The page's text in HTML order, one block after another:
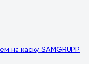
на каску SAMGRUPP